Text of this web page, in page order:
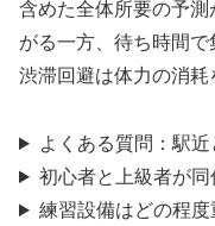
含めた全体所要の予
がる一方、待ち時間
渋滞回避は体力の消耗
よくある質問：駅
初心者と上級者が
練習設備はどの程度